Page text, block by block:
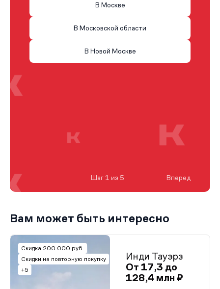
В Москве
В Московской области
В Новой Москве
Шаг 1 из 5 Вперед
Вам может быть интересно
Скидка 200 000 руб.
Скидки на повторную покупку
+5
Инди Тауэрз
От 17,3 до
128,4 млн ₽